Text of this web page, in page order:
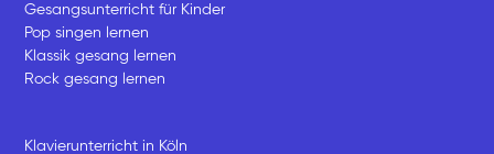
Gesangsunterricht für Kinder
Pop singen lernen
Klassik gesang lernen
Rock gesang lernen
Klavierunterricht in Köln